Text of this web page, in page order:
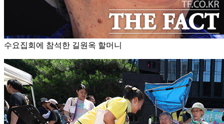
수요집회에 참석한 길원옥 할머니